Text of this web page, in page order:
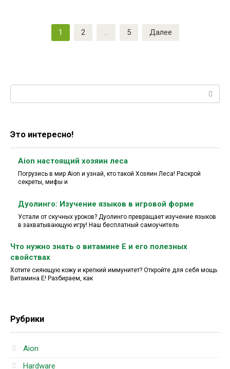
1 2 … 5 Далее
Это интересно!
Aion настоящий хозяин леса
Погрузись в мир Aion и узнай, кто такой Хозяин Леса! Раскрой
секреты, мифы и
Дуолинго: Изучение языков в игровой форме
Устали от скучных уроков? Дуолинго превращает изучение языков
в захватывающую игру! Наш бесплатный самоучитель
Что нужно знать о витамине Е и его полезных
свойствах
Хотите сияющую кожу и крепкий иммунитет? Откройте для себя мощь
Витамина E! Разбираем, как
Рубрики
Aion
Hardware